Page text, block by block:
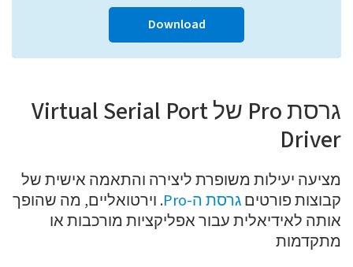
Download
גרסת Pro של Virtual Serial Port
Driver
מציעה יעילות משופרת ליצירה והתאמה אישית של
קבוצות פורטיםגרסת ה-Pro
. וירטואליים, מה שהופך
אותה לאידיאלית עבור אפליקציות מורכבות או
מתקדמות